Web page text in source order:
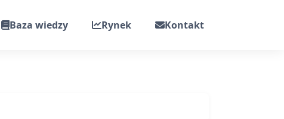
Baza wiedzy Rynek Kontakt